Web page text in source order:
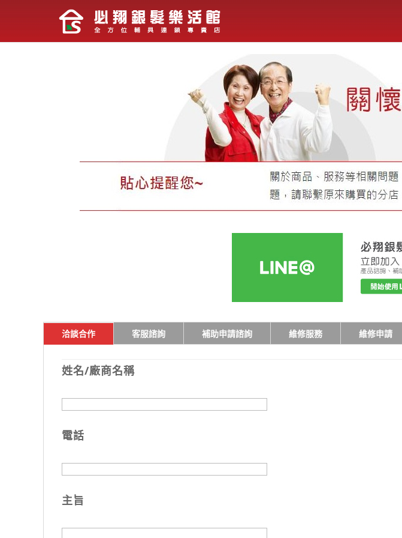
洽談合作 客服諮詢 補助申請諮詢 維修服務 維修申請
姓名/廠商名稱
電話
主旨